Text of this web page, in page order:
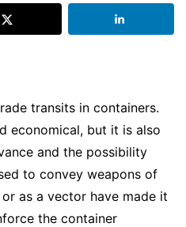
transits in containers.
economical, but it is also
and the possibility
to convey weapons of
as a vector have made it
the container